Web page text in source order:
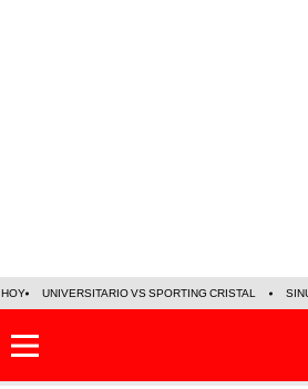
HOY UNIVERSITARIO VS SPORTING CRISTAL